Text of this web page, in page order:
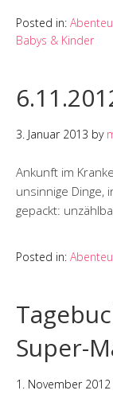
Posted in:
Babys & Kinder
3. Januar 2013 by
Ankunft im
unsinnige Dinge,
gepackt:
Posted in:
Super-
1. November 2012